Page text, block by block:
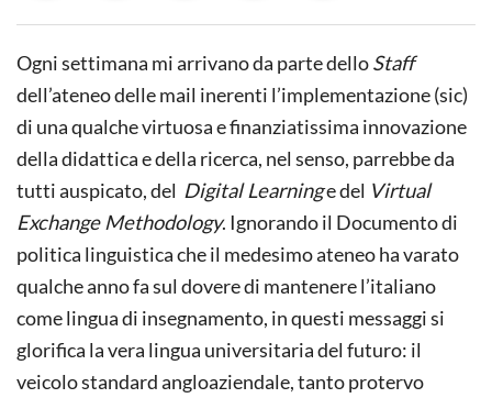
Ogni settimana mi arrivano da parte delloStaff
dell’ateneo delle mail inerenti l’implementazione (sic)
di una qualche virtuosa e finanziatissima innovazione
della didattica e della ricerca, nel senso, parrebbe da
tutti auspicato, del Digital Learninge del Virtual
Exchange Methodology. Ignorando il Documento di
politica linguistica che il medesimo ateneo ha varato
qualche anno fa sul dovere di mantenere l’italiano
come lingua di insegnamento, in questi messaggi si
glorifica la vera lingua universitaria del futuro: il
veicolo standard angloaziendale, tanto protervo